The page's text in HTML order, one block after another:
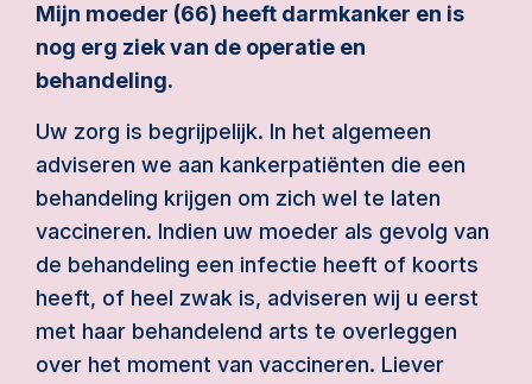
Mijn moeder (66) heeft darmkanker en is
nog erg ziek van de operatie en
behandeling.
Uw zorg is begrijpelijk. In het algemeen
adviseren we aan kankerpatiënten die een
behandeling krijgen om zich wel te laten
vaccineren. Indien uw moeder als gevolg van
de behandeling een infectie heeft of koorts
heeft, of heel zwak is, adviseren wij u eerst
met haar behandelend arts te overleggen
over het moment van vaccineren. Liever